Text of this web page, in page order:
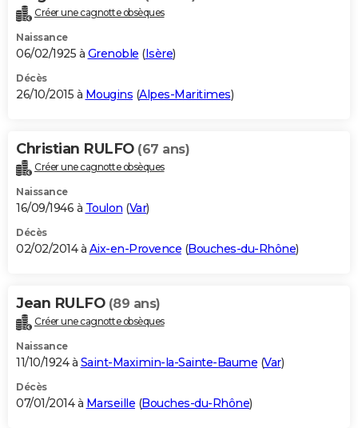
Créer une cagnotte obsèques
Naissance
06/02/1925 à Grenoble (Isère)
Décès
26/10/2015 à Mougins (Alpes-Maritimes)
Christian RULFO (67 ans)
Créer une cagnotte obsèques
Naissance
16/09/1946 à Toulon (Var)
Décès
02/02/2014 à Aix-en-Provence (Bouches-du-Rhône)
Jean RULFO (89 ans)
Créer une cagnotte obsèques
Naissance
11/10/1924 à Saint-Maximin-la-Sainte-Baume (Var)
Décès
07/01/2014 à Marseille (Bouches-du-Rhône)